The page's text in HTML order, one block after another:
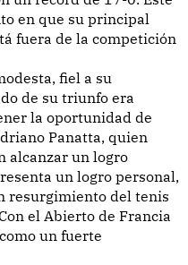
en que su principal
fuera de la competición
fiel a su
de su triunfo era
la oportunidad de
Panatta, quien
alcanzar un logro
un logro personal,
resurgimiento del tenis
el Abierto de Francia
un fuerte